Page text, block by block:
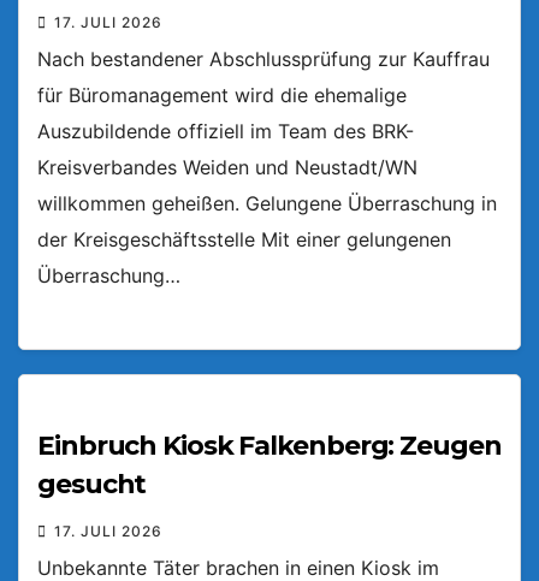
17. JULI 2026
Nach bestandener Abschlussprüfung zur Kauffrau
für Büromanagement wird die ehemalige
Auszubildende offiziell im Team des BRK-
Kreisverbandes Weiden und Neustadt/WN
willkommen geheißen. Gelungene Überraschung in
der Kreisgeschäftsstelle Mit einer gelungenen
Überraschung…
Einbruch Kiosk Falkenberg: Zeugen
gesucht
17. JULI 2026
Unbekannte Täter brachen in einen Kiosk im